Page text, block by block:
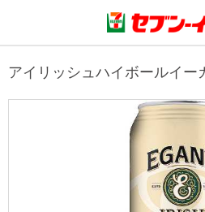
商品のご案内
セール・キャンペーン
アイリッシュハイボールイー